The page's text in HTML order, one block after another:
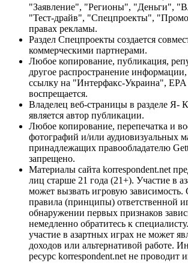
"Заявление", "Регионы", "Деньги",
"Тест-драйв", "Спецпроекты",
правах рекламы.
Раздел Спецпроекты создается
коммерческими партнерами.
Любое копирование, публикация,
другое распространение
ссылку на "Интерфакс-Украина", EPA
воспрещается.
Владелец веб-страницы в разделе Я-
является автор публикации.
Любое копирование, перепечатка и
фотографий и/или аудиовизуальных
принадлежащих правообладателю
запрещено.
Материалы сайта korrespondent.net
лиц старше 21 года (21+). Участие в
может вызвать игровую зависимость.
правила (принципы) ответственной
обнаружении первых признаков
немедленно обратитесь к
участие в азартных играх не может
доходов или альтернативой работе.
ресурс korrespondent.net не проводит